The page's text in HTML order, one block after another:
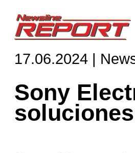
17.06.2024 |
Sony